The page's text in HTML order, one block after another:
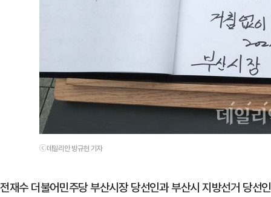
ⓒ데일리안 방규현 기자
전재수 더불어민주당 부산시장 당선인과 부산시 지방선거 당